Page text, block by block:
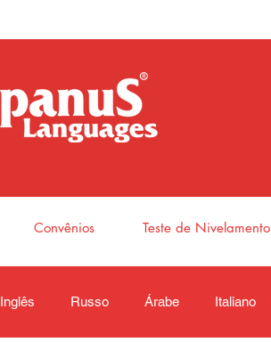
Convênios Teste de Nivelamento
Inglês Russo Árabe Italiano